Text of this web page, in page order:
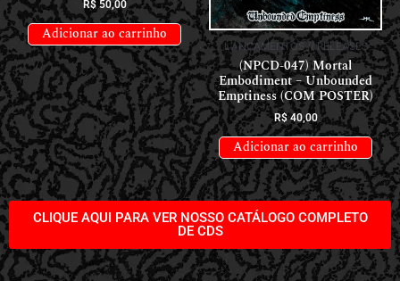
R$50,00
Adicionar ao carrinho
LANÇAMENTOS // RELEASES
(NPCD-047) Mortal
Embodiment – Unbounded
Emptiness (COM POSTER)
R$40,00
Adicionar ao carrinho
CLIQUE AQUI PARA VER NOSSO CATÁLOGO COMPLETO
DE CDS